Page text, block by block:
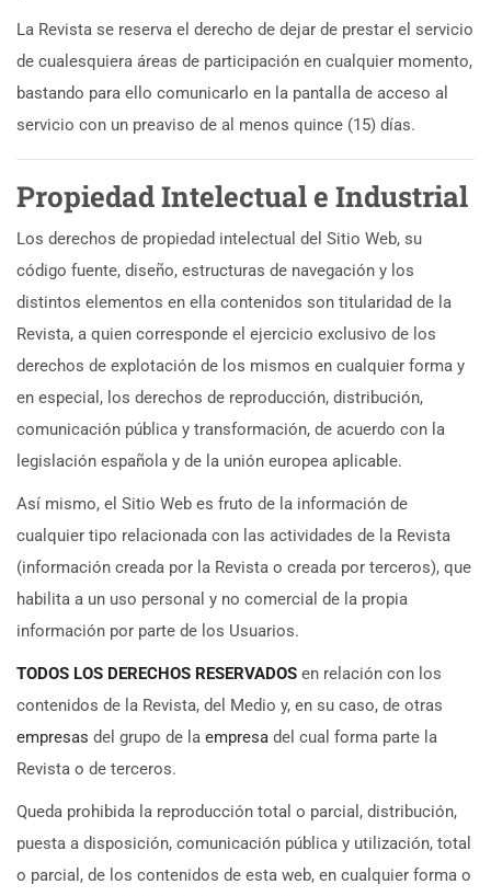
La Revista se reserva el derecho de dejar de prestar el servicio
de cualesquiera áreas de participación en cualquier momento,
bastando para ello comunicarlo en la pantalla de acceso al
servicio con un preaviso de al menos quince (15) días.
Propiedad Intelectual e Industrial
Los derechos de propiedad intelectual del Sitio Web, su
código fuente, diseño, estructuras de navegación y los
distintos elementos en ella contenidos son titularidad de la
Revista, a quien corresponde el ejercicio exclusivo de los
derechos de explotación de los mismos en cualquier forma y
en especial, los derechos de reproducción, distribución,
comunicación pública y transformación, de acuerdo con la
legislación española y de la unión europea aplicable.
Así mismo, el Sitio Web es fruto de la información de
cualquier tipo relacionada con las actividades de la Revista
(información creada por la Revista o creada por terceros), que
habilita a un uso personal y no comercial de la propia
información por parte de los Usuarios.
TODOS LOS DERECHOS RESERVADOS en relación con los
contenidos de la Revista, del Medio y, en su caso, de otras
empresas del grupo de la empresa del cual forma parte la
Revista o de terceros.
Queda prohibida la reproducción total o parcial, distribución,
puesta a disposición, comunicación pública y utilización, total
o parcial, de los contenidos de esta web, en cualquier forma o